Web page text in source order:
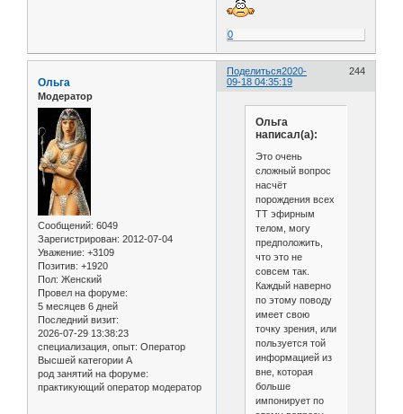
0
Поделиться 244
2020-
09-18 04:35:19
Ольга
Модератор
Сообщений: 6049
Зарегистрирован: 2012-07-04
Уважение: +3109
Позитив: +1920
Пол: Женский
Провел на форуме:
5 месяцев 6 дней
Последний визит:
2026-07-29 13:38:23
специализация, опыт: Оператор
Высшей категории А
род занятий на форуме:
практикующий оператор модератор
Ольга
написал(а):
Это очень
сложный вопрос
насчёт
порождения всех
ТТ эфирным
телом, могу
предположить,
что это не
совсем так.
Каждый наверно
по этому поводу
имеет свою
точку зрения, или
пользуется той
информацией из
вне, которая
больше
импонирует по